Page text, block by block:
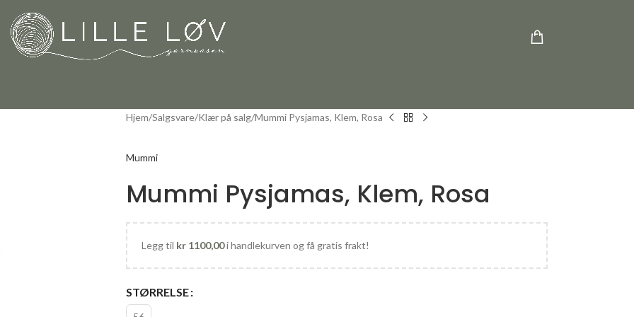
Hjem Salgsvare Klær på salg Mummi Pysjamas, Klem, Rosa
Mummi
Mummi Pysjamas, Klem, Rosa
Legg til kr1100,00i handlekurven og få gratis frakt!
STØRRELSE